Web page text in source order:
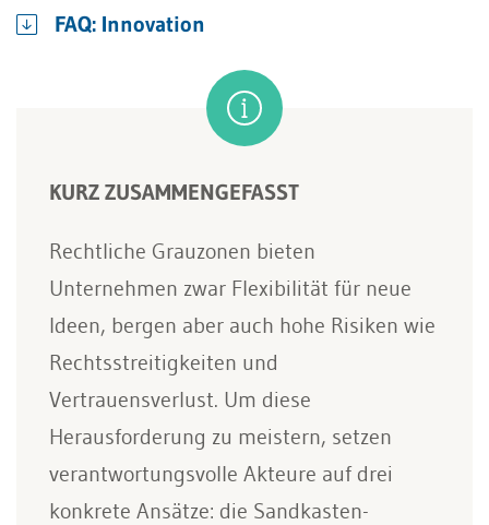
FAQ: Innovation
KURZ ZUSAMMENGEFASST
Rechtliche Grauzonen bieten
Unternehmen zwar Flexibilität für neue
Ideen, bergen aber auch hohe Risiken wie
Rechtsstreitigkeiten und
Vertrauensverlust. Um diese
Herausforderung zu meistern, setzen
verantwortungsvolle Akteure auf drei
konkrete Ansätze: die Sandkasten-